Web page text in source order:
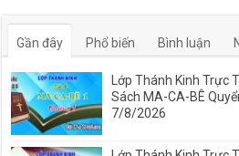
Gần đây Phổ biến Bình luận
Lớp Thánh Kinh Trực
Sách MA-CA-BÊ
7/8/2026